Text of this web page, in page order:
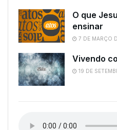
O que
ensinar
7 DE MARÇO
Vivendo
19 DE